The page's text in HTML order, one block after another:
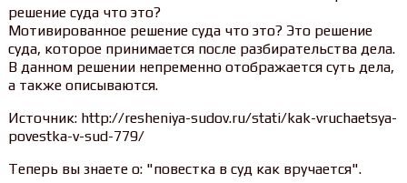
решение суда что это?
Мотивированное решение суда что это? Это решение
суда, которое принимается после разбирательства дела.
В данном решении непременно отображается суть дела,
а также описываются.
Источник: http://resheniya-sudov.ru/stati/kak-vruchaetsya-
povestka-v-sud-779/
Теперь вы знаете о: "повестка в суд как вручается".